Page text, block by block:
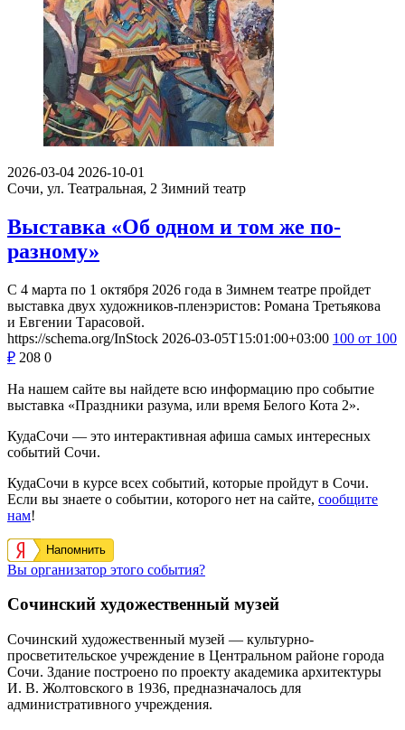
2026-03-04 2026-10-01
Сочи, ул. Театральная, 2 Зимний театр
Выставка «Об одном и том же по-
разному»
С 4 марта по 1 октября 2026 года в Зимнем театре пройдет
выставка двух художников-пленэристов: Романа Третьякова
и Евгении Тарасовой.
https://schema.org/InStock 2026-03-05T15:01:00+03:00 100 от 100
₽ 208 0
На нашем сайте вы найдете всю информацию про событие
выставка «Праздники разума, или время Белого Кота 2».
КудаСочи — это интерактивная афиша самых интересных
событий Сочи.
КудаСочи в курсе всех событий, которые пройдут в Сочи.
Если вы знаете о событии, которого нет на сайте, сообщите
нам!
Напомнить
Вы организатор этого события?
Сочинский художественный музей
Сочинский художественный музей — культурно-
просветительское учреждение в Центральном районе города
Сочи. Здание построено по проекту академика архитектуры
И. В. Жолтовского в 1936, предназначалось для
административного учреждения.